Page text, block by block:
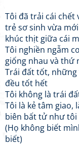
Tôi đã trải cái chết
trẻ sơ sinh vừa
khúc thịt giữa cái
Tôi nghiền ngẫm
giống nhau và thứ
Trái đất tốt,
đều tốt hết
Tôi không là trái
Tôi là kẻ tâm giao,
biên bất tử như tôi
(Họ không biết
biết)